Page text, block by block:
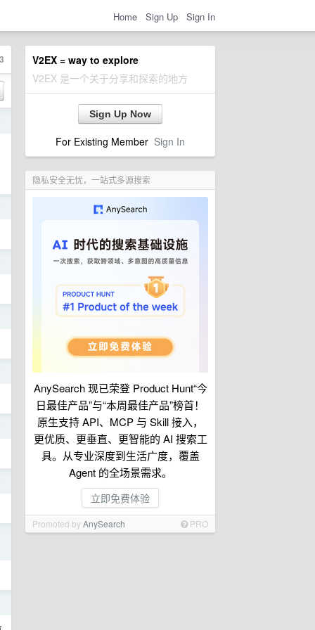
Home Sign Up Sign In
V2EX = way to explore
V2EX 是一个关于分享和探索的地方
Sign Up Now
For Existing Member Sign In
隐私安全无忧，一站式多源搜索
AnySearch 现已荣登 Product Hunt“今
日最佳产品”与“本周最佳产品”榜首！
原生支持 API、MCP 与 Skill 接入，
更优质、更垂直、更智能的 AI 搜索工
具。从专业深度到生活广度，覆盖
Agent 的全场景需求。
立即免费体验
Promoted byAnySearch PRO